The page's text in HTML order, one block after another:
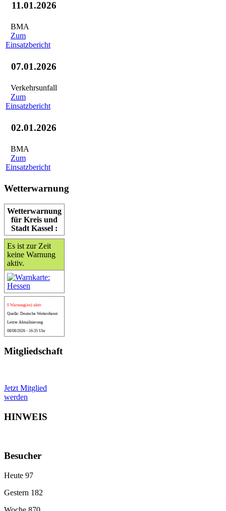
11.01.2026
BMA
Zum
Einsatzbericht
07.01.2026
Verkehrsunfall
Zum
Einsatzbericht
02.01.2026
BMA
Zum
Einsatzbericht
Wetterwarnung
Wetterwarnung
für Kreis und
Stadt Kassel :
Es ist zur Zeit
keine Warnung
aktiv.
0 Warnung(en) aktiv
Quelle: Deutsche Wetterdienst
Letzte Aktualisierung
08/08/2026 - 16:35 Uhr
Mitgliedschaft
Jetzt Mitglied
werden
HINWEIS
Besucher
Heute 97
Gestern 182